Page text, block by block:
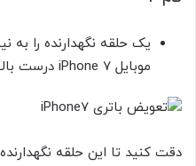
یک حلقه نگهدارنده را
موبایل iPhone 7 درست بالای دکمه home بچسبانید.